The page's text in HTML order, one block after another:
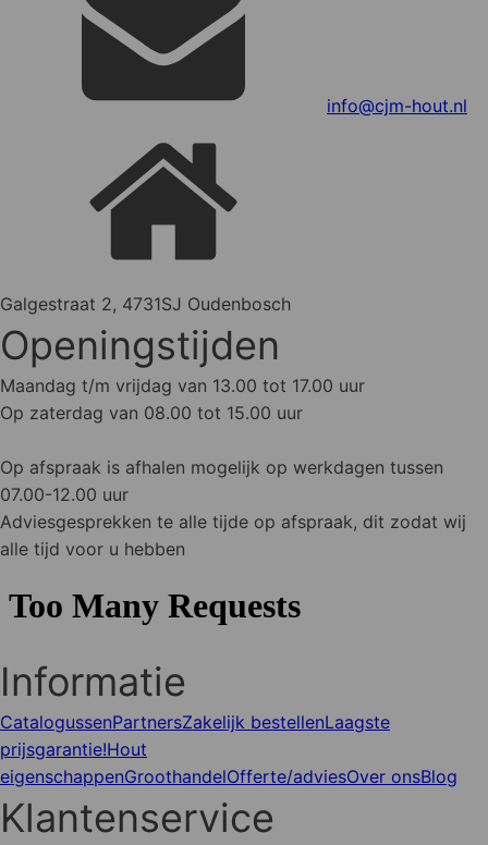
info@cjm-hout.nl
Galgestraat 2, 4731SJ Oudenbosch
Openingstijden
Maandag t/m vrijdag van 13.00 tot 17.00 uur
Op zaterdag van 08.00 tot 15.00 uur
Op afspraak is afhalen mogelijk op werkdagen tussen
07.00-12.00 uur
Adviesgesprekken te alle tijde op afspraak, dit zodat wij
alle tijd voor u hebben
Informatie
CatalogussenPartnersZakelijk bestellenLaagste
prijsgarantie!Hout
eigenschappenGroothandelOfferte/adviesOver onsBlog
Klantenservice